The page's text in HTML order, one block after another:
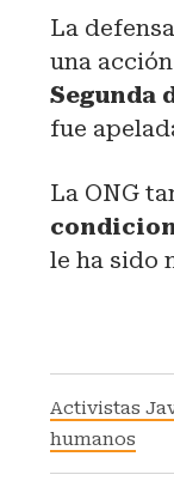
La
una
Segunda
fue
La ONG
le ha sido
Activistas
humanos